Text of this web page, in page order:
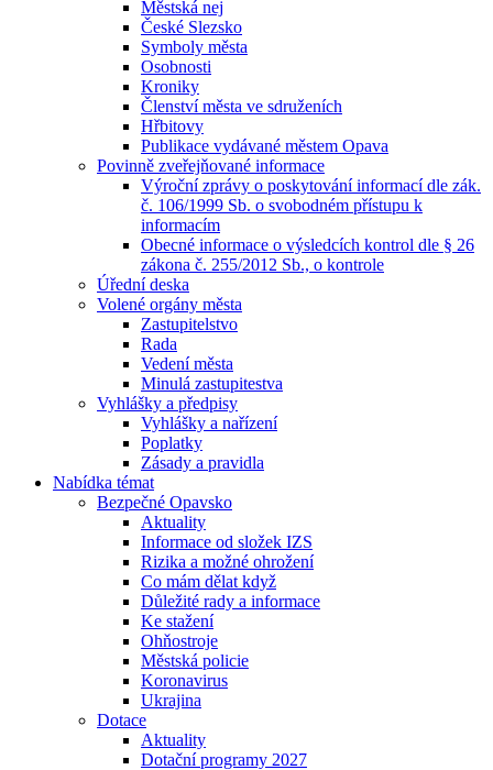
Městská nej
České Slezsko
Symboly města
Osobnosti
Kroniky
Členství města ve sdruženích
Hřbitovy
Publikace vydávané městem Opava
Povinně zveřejňované informace
Výroční zprávy o poskytování informací dle zák.
č. 106/1999 Sb. o svobodném přístupu k
informacím
Obecné informace o výsledcích kontrol dle § 26
zákona č. 255/2012 Sb., o kontrole
Úřední deska
Volené orgány města
Zastupitelstvo
Rada
Vedení města
Minulá zastupitestva
Vyhlášky a předpisy
Vyhlášky a nařízení
Poplatky
Zásady a pravidla
Nabídka témat
Bezpečné Opavsko
Aktuality
Informace od složek IZS
Rizika a možné ohrožení
Co mám dělat když
Důležité rady a informace
Ke stažení
Ohňostroje
Městská policie
Koronavirus
Ukrajina
Dotace
Aktuality
Dotační programy 2027